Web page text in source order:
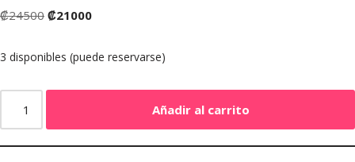
₡24500 ₡21000
3 disponibles (puede reservarse)
Añadir al carrito